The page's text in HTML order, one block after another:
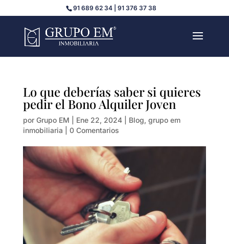
91 689 62 34 | 91 376 37 38
Lo que deberías saber si quieres
pedir el Bono Alquiler Joven
por Grupo EM Ene 22, 2024| Blog, grupo em
inmobiliaria
0 Comentarios